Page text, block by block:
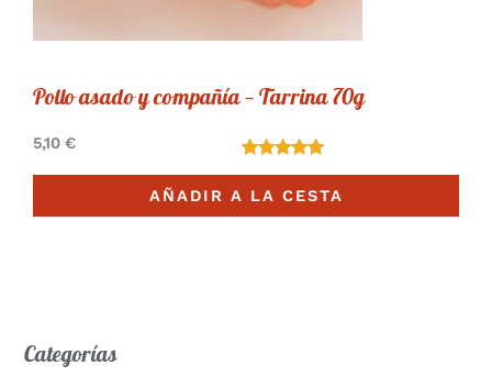
Pollo asado y compañía — Tarrina 70g
5,10€
5.00 de 5
basado en
AÑADIR A LA CESTA
Categorías